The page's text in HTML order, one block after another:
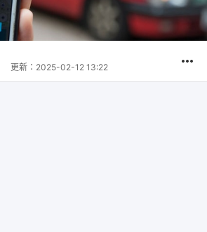
更新： 2025-02-12 13:22